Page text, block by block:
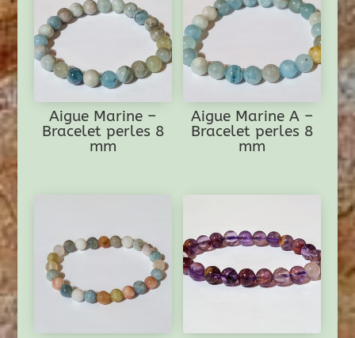
Aigue Marine –
Bracelet perles 8
mm
Aigue Marine A –
Bracelet perles 8
mm